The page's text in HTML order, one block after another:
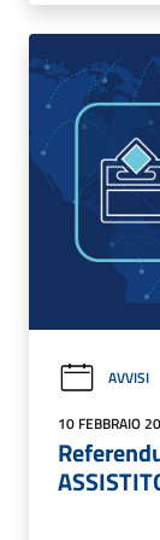
AVVISI
10 FEBBRAIO